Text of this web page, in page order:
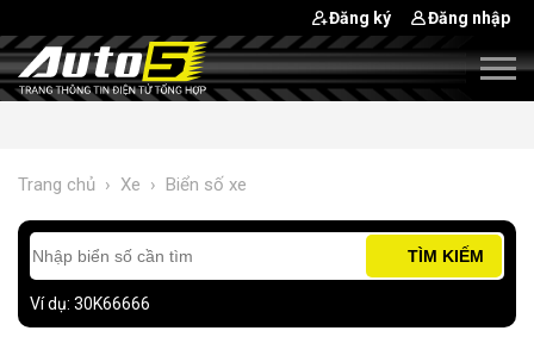
Đăng ký Đăng nhập
Trang chủ › Xe › Biển số xe
TÌM KIẾM
Ví dụ: 30K66666